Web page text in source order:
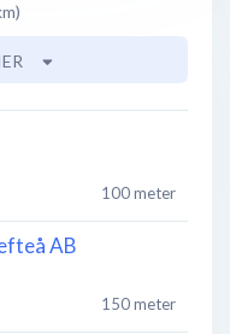
100 meter
AB
150 meter